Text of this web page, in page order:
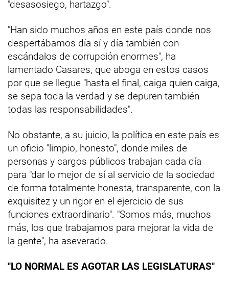
"desasosiego, hartazgo".
"Han sido muchos años en este país donde nos
despertábamos día sí y día también con
escándalos de corrupción enormes", ha
lamentado Casares, que aboga en estos casos
por que se llegue "hasta el final, caiga quien caiga,
se sepa toda la verdad y se depuren también
todas las responsabilidades".
No obstante, a su juicio, la política en este país es
un oficio "limpio, honesto", donde miles de
personas y cargos públicos trabajan cada día
para "dar lo mejor de sí al servicio de la sociedad
de forma totalmente honesta, transparente, con la
exquisitez y un rigor en el ejercicio de sus
funciones extraordinario". "Somos más, muchos
más, los que trabajamos para mejorar la vida de
la gente", ha aseverado.
"LO NORMAL ES AGOTAR LAS LEGISLATURAS"